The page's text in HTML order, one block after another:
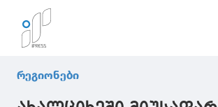
რეგიონები